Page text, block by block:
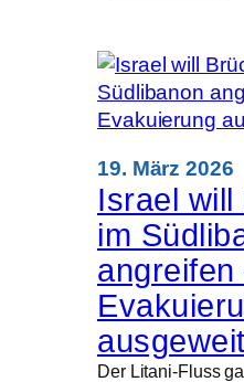
ohne
Wasser
Frauen
tragen
die
größte
Last
19. März 2026
Israel will
im
angreifen
Der Litani-Fluss